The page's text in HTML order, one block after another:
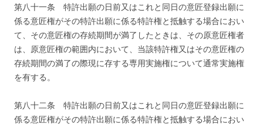
第八十一条 特許出願の日前又はこれと同日の意匠登録出願に
係る意匠権がその特許出願に係る特許権と抵触する場合におい
て、その意匠権の存続期間が満了したときは、その原意匠権者
は、原意匠権の範囲内において、当該特許権又はその意匠権の
存続期間の満了の際現に存する専用実施権について通常実施権
を有する。
第八十二条 特許出願の日前又はこれと同日の意匠登録出願に
係る意匠権がその特許出願に係る特許権と抵触する場合におい